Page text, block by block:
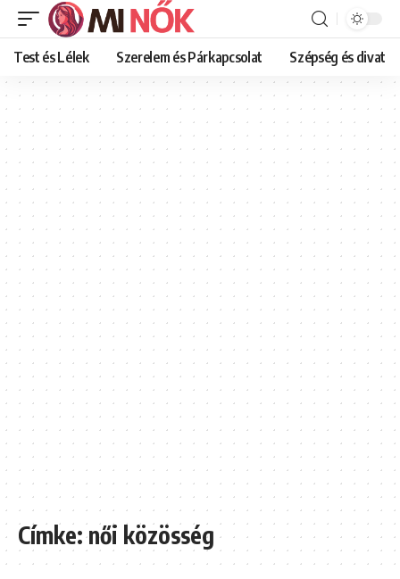
Test és Lélek Szerelem és Párkapcsolat Szépség és divat
Címke:női közösség